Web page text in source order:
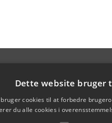
Dette website bruger
cookies til at forbedre
du alle cookies i